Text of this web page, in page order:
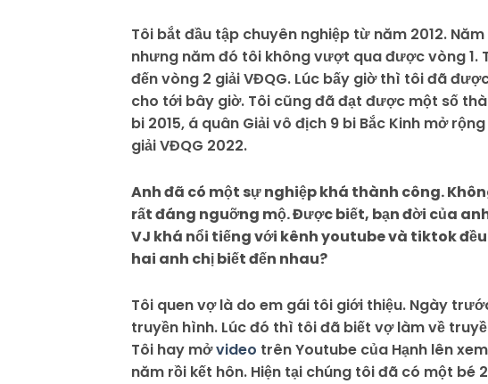
Tôi bắt đầu tập chuyên nghiệp từ năm 2012.
nhưng năm đó tôi không vượt qua được vòng 1.
đến vòng 2 giải VĐQG. Lúc bấy giờ thì tôi đã
cho tới bây giờ. Tôi cũng đã đạt được một số
bi 2015, á quân Giải vô địch 9 bi Bắc Kinh mở
giải VĐQG 2022.
Anh đã có một sự nghiệp khá thành công.
rất đáng nguỡng mộ. Được biết, bạn đời của
VJ khá nổi tiếng với kênh youtube và tiktok
hai anh chị biết đến nhau?
Tôi quen vợ là do em gái tôi giới thiệu. Ngày
truyền hình. Lúc đó thì tôi đã biết vợ làm về
Tôi hay mởvideo trên Youtube của Hạnh lên
năm rồi kết hôn. Hiện tại chúng tôi đã có một bé